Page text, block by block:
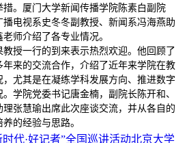
。厦门大学新闻传播学院陈素白副院
电视系史冬冬副教授、新闻系冯海燕助
师介绍了各专业情况。
教授一行的到来表示热烈欢迎。他回顾了
来的交流合作，介绍了近年来学院在教
尤其是在凝练学科发展方向、推进数字
学院党委书记唐金楠，副院长陈开和、
张慧瑜出席此次座谈交流，并从各自的
的经验与思路。
代·好记者”全国巡讲活动北京大学